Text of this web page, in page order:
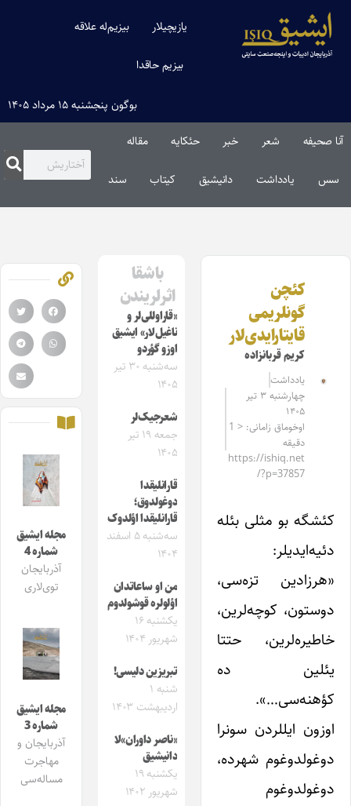
یازیچیلار بیزیم‌له علاقه
بیزیم حاقدا
بوگون پنجشنبه ۱۵ مرداد ۱۴۰۵
آنا صحیفه شعر خبر حئکایه مقاله‌
سس یادداشت دانیشیق کیتاب سند
کئچن
گونلریمی
قایتارایدی‌لار
کریم قربانزاده
یادداشت
چهارشنبه ۳ تیر
۱۴۰۵
اوخوماق زامانی: < 1
دقیقه
https://ishiq.net
/?p=37857
کئشگه بو مثلی بئله
دئیه‌ایدیلر:
«هرزادین تزه‌سی،
دوستون، کوچه‌لرین،
خاطیره‌لرین، حتتا
یئلین ده
کؤهنه‌سی…».
اوزون ایللردن سونرا
دوغولدوغوم شهرده،
دوغولدوغوم
باشقا
اثرلریندن
«قاراوللی‌لر و
ناغیل‌لار» ایشیق
اوزو گؤردو
سه‌شنبه ۳۰ تیر
۱۴۰۵
شعرجیک‌لر
جمعه ۱۹ تیر
۱۴۰۵
قارانلیقدا
دوغولدوق؛
قارانلیقدا اؤلدوک
سه‌شنبه ۵ اسفند
۱۴۰۴
من او ساعاتدان
اؤلولره قوشولدوم
یکشنبه ۱۶
شهریور ۱۴۰۴
تبریزین دلیسی‌!
شنبه ۱
اردیبهشت ۱۴۰۳
«ناصر داوران»لا
دانیشیق
یکشنبه ۱۹
شهریور ۱۴۰۲
مجله ایشیق
شماره 4
آذربایجان
توی‌لاری
مجله ایشیق
شماره 3
آذربایجان و
مهاجرت
مساله‌سی